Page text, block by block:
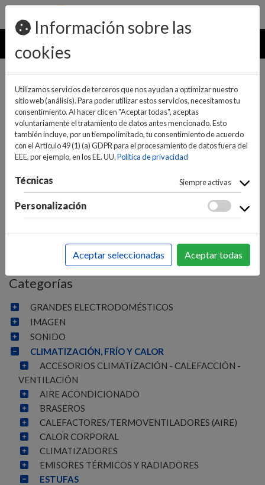
pedidos@ideaelectrodomesticos.com
924 047 836
MENU
INICIO>CLIMATIZACIÓN, FRÍO Y CALOR>ESTUFAS>
ESTUFA DE PELET
Categorías
GRANDES ELECTRODOMÉSTICOS
IMAGEN
SONIDO
CLIMATIZACIÓN, FRÍO Y CALOR
ACCESORIOS CLIMATIZACIÓN - CALEFACCIÓN -
VENTILACIÓN
AIRE ACONDICIONADO
BRASEROS
CALEFACTORES/TERMOVENTILADORES (AIRE)
CALOR CORPORAL
CLIMATIZADORES
EMISORES TÉRMICOS Y RADIADORES
ESTUFAS
Información sobre las
cookies
Utilizamos servicios de terceros que nos ayudan a optimizar nuestro
sitio web (análisis). Para poder utilizar estos servicios, necesitamos tu
consentimiento. Al hacer clic en "Aceptar todas", aceptas
voluntariamente el tratamiento de datos antes mencionado. Esto
también incluye, por un tiempo limitado, tu consentimiento de acuerdo
con el Artículo 49 (1) (a) GDPR para el procesamiento de datos fuera del
EEE, por ejemplo, en los EE. UU.Política de privacidad
Técnicas Siempre activas
Personalización
Aceptar seleccionadas Aceptar todas